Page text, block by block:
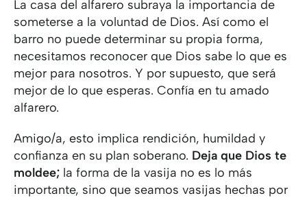
La casa del alfarero subraya la importancia de
someterse a la voluntad de Dios. Así como el
barro no puede determinar su propia forma,
necesitamos reconocer que Dios sabe lo que es
mejor para nosotros. Y por supuesto, que será
mejor de lo que esperas. Confía en tu amado
alfarero.
Amigo/a, esto implica rendición, humildad y
confianza en su plan soberano. Deja que Dios te
moldee; la forma de la vasija no es lo más
importante, sino que seamos vasijas hechas por